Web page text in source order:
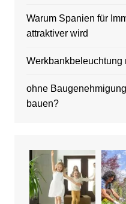
Warum Spanien für
attraktiver wird
Werkbankbeleuchtung
ohne
bauen?